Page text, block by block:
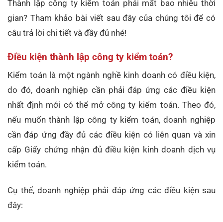
Thành lập công ty kiểm toán phải mất bao nhiêu thời
gian? Tham khảo bài viết sau đây của chúng tôi để có
câu trả lời chi tiết và đầy đủ nhé!
Điều kiện thành lập công ty kiểm toán?
Kiểm toán là một ngành nghề kinh doanh có điều kiện,
do đó, doanh nghiệp cần phải đáp ứng các điều kiện
nhất định mới có thể mở công ty kiểm toán. Theo đó,
nếu muốn thành lập công ty kiểm toán, doanh nghiệp
cần đáp ứng đầy đủ các điều kiện có liên quan và xin
cấp Giấy chứng nhận đủ điều kiện kinh doanh dịch vụ
kiểm toán.
Cụ thể, doanh nghiệp phải đáp ứng các điều kiện sau
đây: